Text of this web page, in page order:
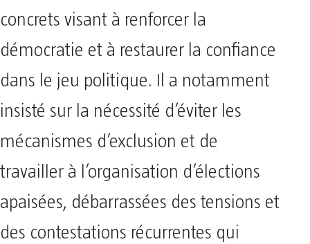
concrets visant à renforcer la
démocratie et à restaurer la confiance
dans le jeu politique. Il a notamment
insisté sur la nécessité d’éviter les
mécanismes d’exclusion et de
travailler à l’organisation d’élections
apaisées, débarrassées des tensions et
des contestations récurrentes qui